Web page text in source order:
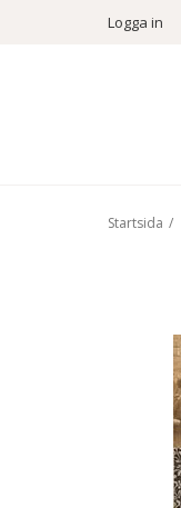
Logga in
Startsida /